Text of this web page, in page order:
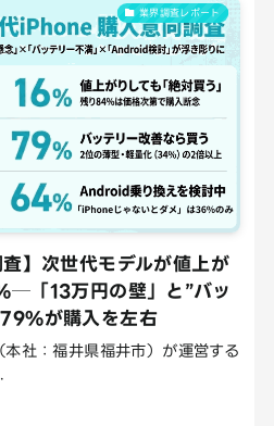
業界調査レポート
】次世代モデルが値上が
「13万円の壁」と”バッ
が購入を左右
社：福井県福井市）が運営する